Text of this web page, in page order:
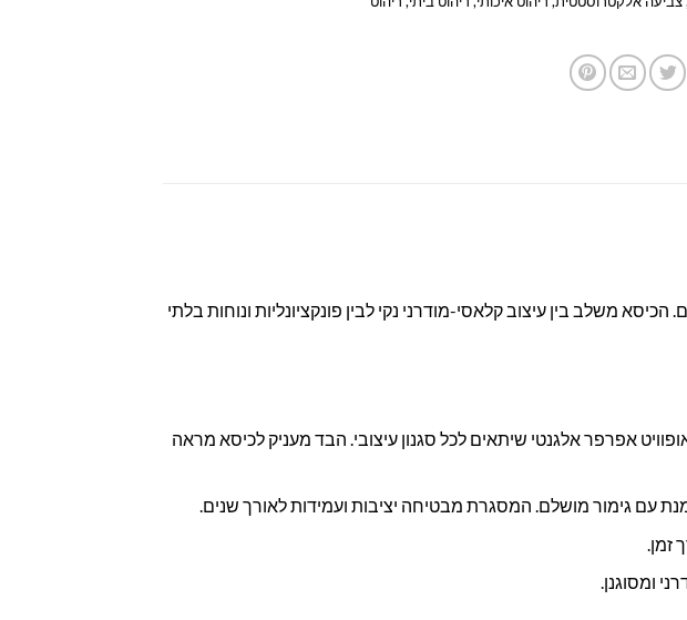
משלב בין עיצוב קלאסי-מודרני נקי לבין פונקציונליות ונוחות בלתי
אפרפר אלגנטי שיתאים לכל סגנון עיצובי. הבד מעניק לכיסא מראה
עם גימור מושלם. המסגרת מבטיחה יציבות ועמידות לאורך שנים.
זמן.
ומסוגנן.